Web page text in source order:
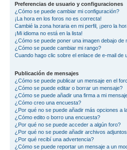
Preferencias de usuario y configuraciones
¿Cómo se puede cambiar mi configuración?
¡La hora en los foros no es correcta!
Cambié la zona horaria en mi perfil, ¡pero la
¡Mi idioma no está en la lista!
¿Cómo se puede poner una imagen debajo de
¿Cómo se puede cambiar mi rango?
Cuando hago clic sobre el enlace de e-mail de
Publicación de mensajes
¿Cómo se puede publicar un mensaje en el
¿Cómo se puede editar o borrar un mensaje?
¿Cómo se puede añadir una firma a mi
¿Cómo creo una encuesta?
¿Por qué no se puede añadir más opciones a
¿Cómo edito o borro una encuesta?
¿Por qué no se puede acceder a algún foro?
¿Por qué no se puede añadir archivos
¿Por qué recibí una advertencia?
¿Cómo se puede reportar un mensaje a un